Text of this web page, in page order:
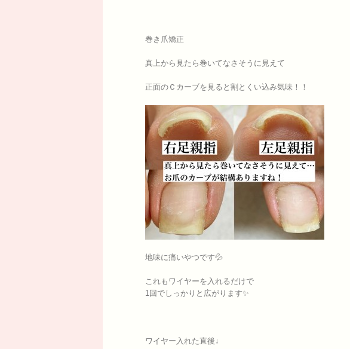
巻き爪矯正
真上から見たら巻いてなさそうに見えて
正面のＣカーブを見ると割とくい込み気味！！
地味に痛いやつです💦
これもワイヤーを入れるだけで
1回でしっかりと広がります✨
ワイヤー入れた直後↓